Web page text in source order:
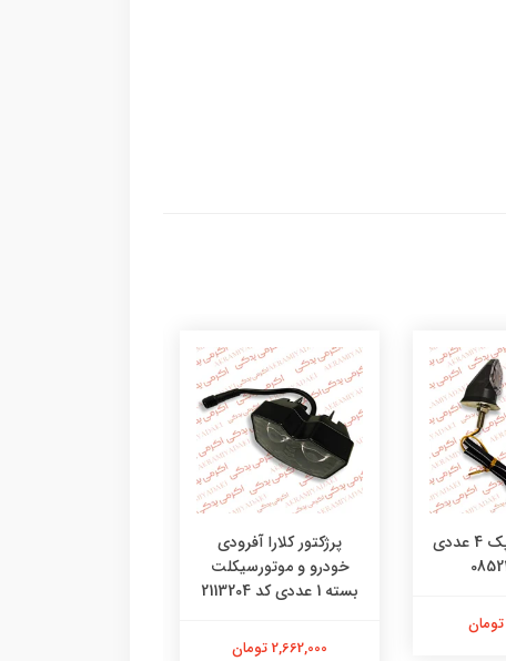
راهنمای آتیلا پک 4 عددی
پرژکتور کلارا آفرودی
خودرو و موتورسیکلت
بسته 1 عددی کد 2113204
2,662,000 تومان